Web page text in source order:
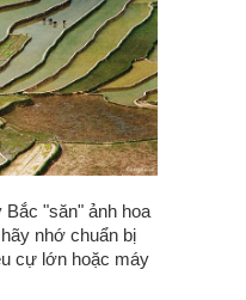
"săn" ảnh hoa
nhớ chuẩn bị
cự lớn hoặc máy